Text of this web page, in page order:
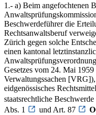
1.- a) Beim angefochtenen
Beschwerdeführer die
Rechtsanwaltsberuf
Zürich gegen solche
einen kantonal
Gesetzes vom 24. Mai
Verwaltungssachen
eidgenössisches
staatsrechtliche
Abs. 1
und Art. 87